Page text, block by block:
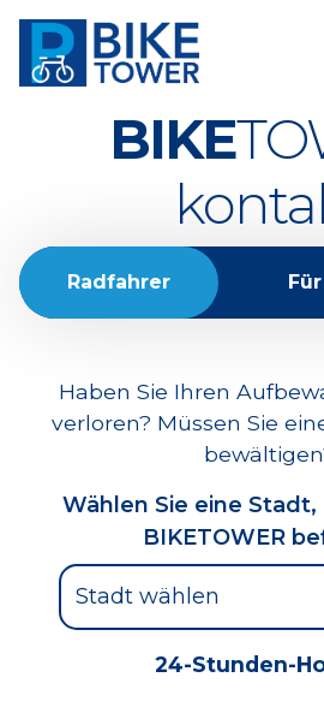
BIKE
Radfahrer
Haben Sie Ihren
verloren? Müssen Sie
Wählen Sie eine Stadt,
BIKETOWER
24-Stunden-